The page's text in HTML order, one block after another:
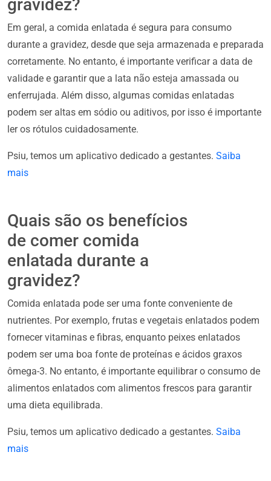
gravidez?
Em geral, a comida enlatada é segura para consumo
durante a gravidez, desde que seja armazenada e preparada
corretamente. No entanto, é importante verificar a data de
validade e garantir que a lata não esteja amassada ou
enferrujada. Além disso, algumas comidas enlatadas
podem ser altas em sódio ou aditivos, por isso é importante
ler os rótulos cuidadosamente.
Psiu, temos um aplicativo dedicado a gestantes. Saiba
mais
Quais são os benefícios
de comer comida
enlatada durante a
gravidez?
Comida enlatada pode ser uma fonte conveniente de
nutrientes. Por exemplo, frutas e vegetais enlatados podem
fornecer vitaminas e fibras, enquanto peixes enlatados
podem ser uma boa fonte de proteínas e ácidos graxos
ômega-3. No entanto, é importante equilibrar o consumo de
alimentos enlatados com alimentos frescos para garantir
uma dieta equilibrada.
Psiu, temos um aplicativo dedicado a gestantes. Saiba
mais